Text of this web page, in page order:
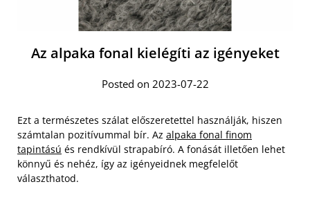
Az alpaka fonal kielégíti az igényeket
Posted on 2023-07-22
Ezt a természetes szálat előszeretettel használják, hiszen
számtalan pozitívummal bír. Az alpaka fonal finom
tapintású és rendkívül strapabíró. A fonását illetően lehet
könnyű és nehéz, így az igényeidnek megfelelőt
választhatod.